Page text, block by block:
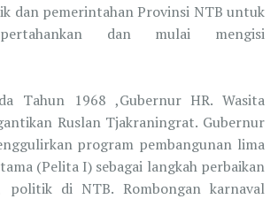
dan pemerintahan Provinsi NTB untuk
dan mulai mengisi
Tahun 1968 ,Gubernur HR. Wasita
Ruslan Tjakraningrat. Gubernur
program pembangunan lima
(Pelita I) sebagai langkah perbaikan
politik di NTB. Rombongan karnaval